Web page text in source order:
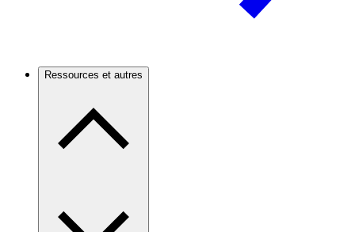
Ressources et autres